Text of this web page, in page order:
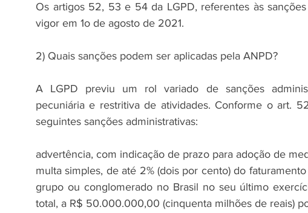
Os artigos 52, 53 e 54 da LGPD, referentes às
vigor em 1o de agosto de 2021.
2) Quais sanções podem ser aplicadas pela ANPD?
A LGPD previu um rol variado de sanções
pecuniária e restritiva de atividades. Conforme o art.
seguintes sanções administrativas:
advertência, com indicação de prazo para adoção de
multa simples, de até 2% (dois por cento) do
grupo ou conglomerado no Brasil no seu último
total, a R$ 50.000.000,00 (cinquenta milhões de reais)